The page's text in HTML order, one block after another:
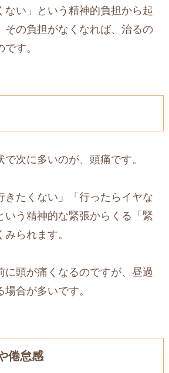
ない」という精神的負担から起
その負担がなくなれば、治るの
す。
次に多いのが、頭痛です。
きたくない」「行ったらイヤな
いう精神的な緊張からくる「緊
られます。
に頭が痛くなるのですが、昼過
合が多いです。
倦怠感